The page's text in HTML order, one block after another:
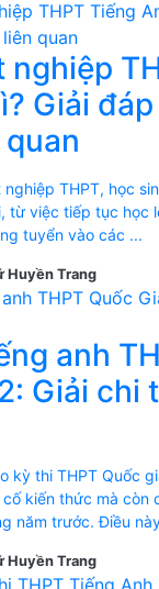
nghiệp
Giải
THPT, học
từ việc tiếp tục học
tuyển vào các ...
Huyền Trang
anh
Giải chi
kỳ thi THPT Quốc
kiến thức mà còn
năm trước. Điều
Huyền Trang